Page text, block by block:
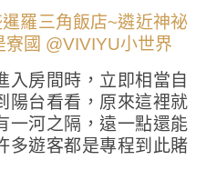
入房間時，立即相當自
陽台看看，原來這裡就
一河之隔，遠一點還能
多遊客都是專程到此賭